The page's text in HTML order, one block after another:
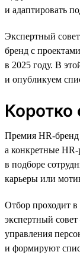
и адаптировать
Экспертный
бренд с
в 2025 году. В
и опубликуем
Премия HR-бренд
а конкретные
в подборе
карьеры или
Отбор проходит в
экспертный
управления
и формируют